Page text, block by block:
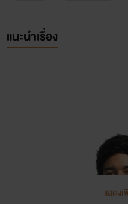
แนะนำเรื่อง
แสดง